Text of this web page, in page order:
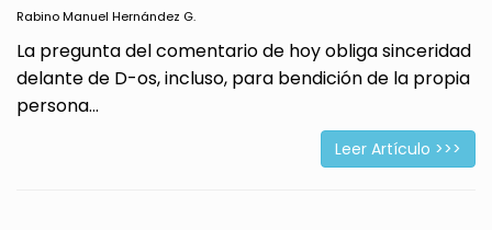
Rabino Manuel Hernández G.
La pregunta del comentario de hoy obliga sinceridad
delante de D-os, incluso, para bendición de la propia
persona...
Leer Artículo >>>